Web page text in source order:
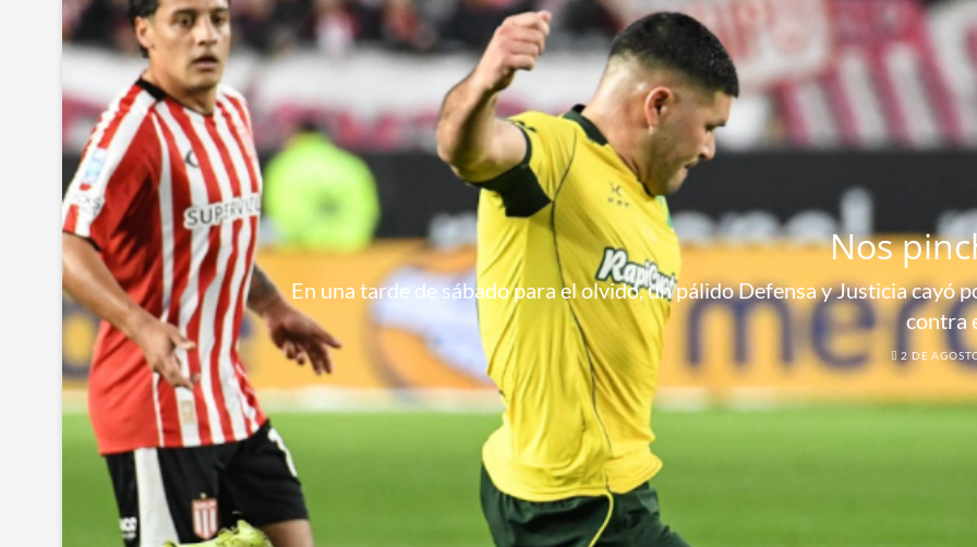
Nos
En una tarde de sábado para el olvido, un pálido Defensa y Justicia cayó
contra
2 DE